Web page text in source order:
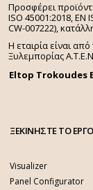
Προσφέρει
ISO 45001:2018, EN
CW-007222),
Η εταιρία είναι
Ξυλεμπορίας
Eltop Trokoudes
ΞΕΚΙΝΗΣΤΕ ΤΟ
Visualizer
Panel Configurator